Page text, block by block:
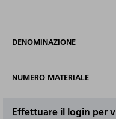
DENOMINAZIONE
NUMERO MATERIALE
Effettuare il login per